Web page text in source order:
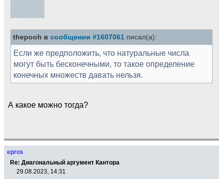
thepooh в сообщении #1607061 писал(а):
Если же предположить, что натуральные числа
могут быть бесконечными, то такое определение
конечных множеств давать нельзя.
А какое можно тогда?
epros
Re: Диагональный аргумент Кантора
29.08.2023, 14:31